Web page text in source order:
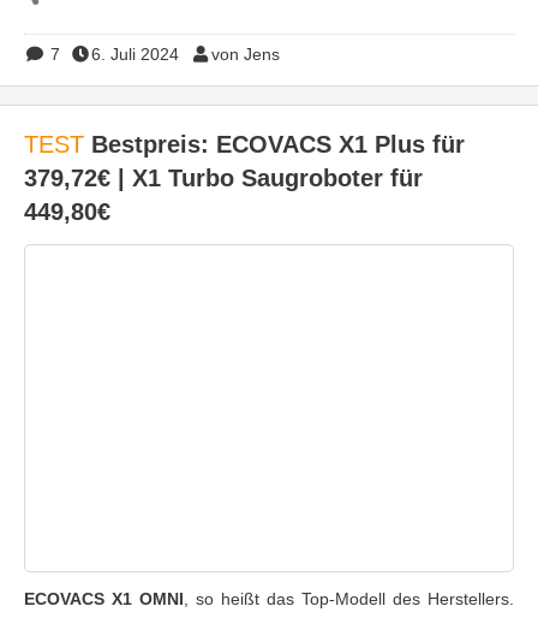
7 6. Juli 2024 von Jens
TEST Bestpreis: ECOVACS X1 Plus für
379,72€ | X1 Turbo Saugroboter für
449,80€
ECOVACS X1 OMNI , so heißt das Top-Modell des Herstellers.